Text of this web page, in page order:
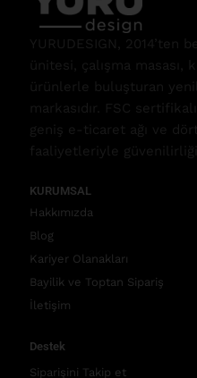
YURUDESIGN, 2014’ten
ünitesi, çalışma masası,
ürünlerle buluşturan
markasıdır. FSC
geniş e-ticaret ağı ve dört
faaliyetleriyle güvenilirliği
KURUMSAL
Hakkımızda
Blog
Kariyer Olanakları
Bayilik ve Toptan Sipariş
İletişim
Destek
Siparişini Takip et